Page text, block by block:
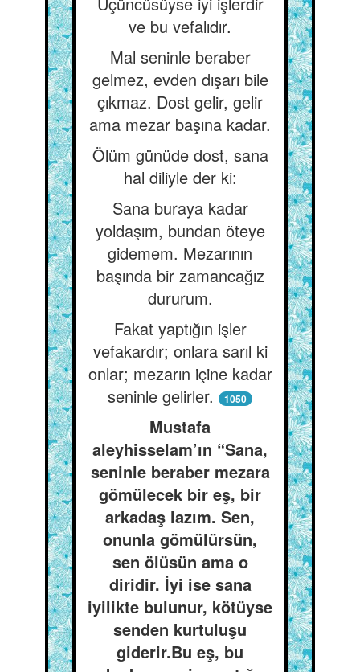
ve bu vefalıdır.
Mal seninle beraber
gelmez, evden dışarı bile
çıkmaz. Dost gelir, gelir
ama mezar başına kadar.
Ölüm günüde dost, sana
hal diliyle der ki:
Sana buraya kadar
yoldaşım, bundan öteye
gidemem. Mezarının
başında bir zamancağız
dururum.
Fakat yaptığın işler
vefakardır; onlara sarıl ki
onlar; mezarın içine kadar
seninle gelirler.
1050
Mustafa
aleyhisselam’ın “Sana,
seninle beraber mezara
gömülecek bir eş, bir
arkadaş lazım. Sen,
onunla gömülürsün,
sen ölüsün ama o
diridir. İyi ise sana
iyilikte bulunur, kötüyse
senden kurtuluşu
giderir.Bu eş, bu